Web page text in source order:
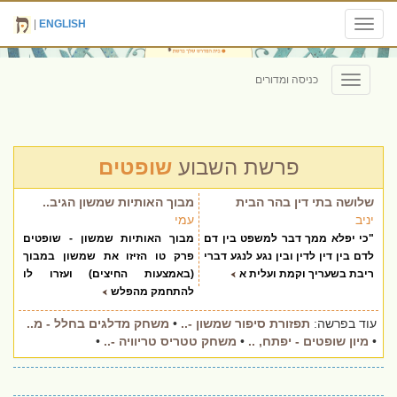
Toggle
navigation
ENGLISH
Toggle
navigation
כניסה ומדורים
פרשת השבועשופטים
שלושה בתי דין בהר הבית
יניב
"כי יפלא ממך דבר למשפט בין דם
לדם בין דין לדין ובין נגע לנגע דברי
ריבת בשעריך וקמת ועלית א
מבוך האותיות שמשון הגיב..
עמי
מבוך האותיות שמשון - שופטים
פרק טו הזיזו את שמשון במבוך
(באמצעות החיצים) ועזרו לו
להתחמק מהפלש
עוד בפרשה: תפזורת סיפור שמשון -.. • משחק מדלגים בחלל - מ..
• מיון שופטים - יפתח, .. • משחק טטריס טריוויה -.. •